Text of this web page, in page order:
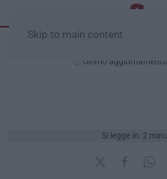
Skip to main content
Ultimo
Si legge in: 2